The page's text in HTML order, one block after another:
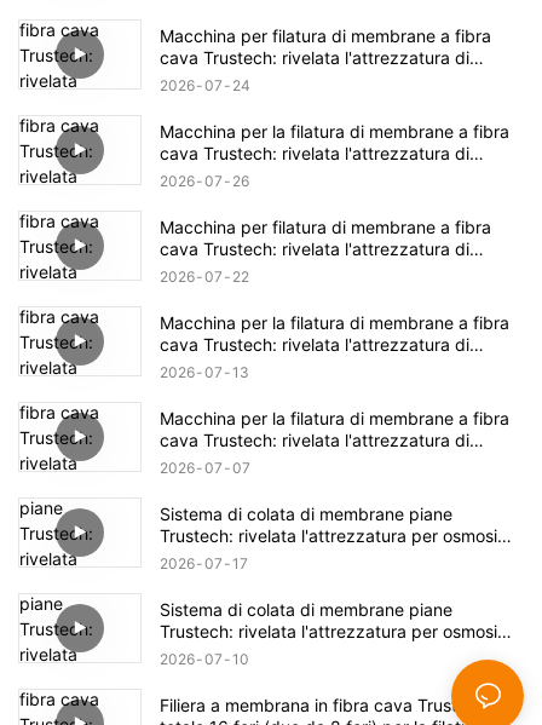
Macchina per filatura di membrane a fibra
cava Trustech: rivelata l'attrezzatura di
filatura TIPS (16)
2026 07 24
Macchina per la filatura di membrane a fibra
cava Trustech: rivelata l'attrezzatura di
filatura NIPS (18)
2026 07 26
Macchina per filatura di membrane a fibra
cava Trustech: rivelata l'attrezzatura di
filatura NIPS (17)
2026 07 22
Macchina per la filatura di membrane a fibra
cava Trustech: rivelata l'attrezzatura di
filatura NIPS (16)
2026 07 13
Macchina per la filatura di membrane a fibra
cava Trustech: rivelata l'attrezzatura di
filatura NIPS (15)
2026 07 07
Sistema di colata di membrane piane
Trustech: rivelata l'attrezzatura per osmosi
inversa (XIV)
2026 07 17
Sistema di colata di membrane piane
Trustech: rivelata l'attrezzatura per osmosi
inversa (XIII)
2026 07 10
Filiera a membrana in fibra cava Trustech: